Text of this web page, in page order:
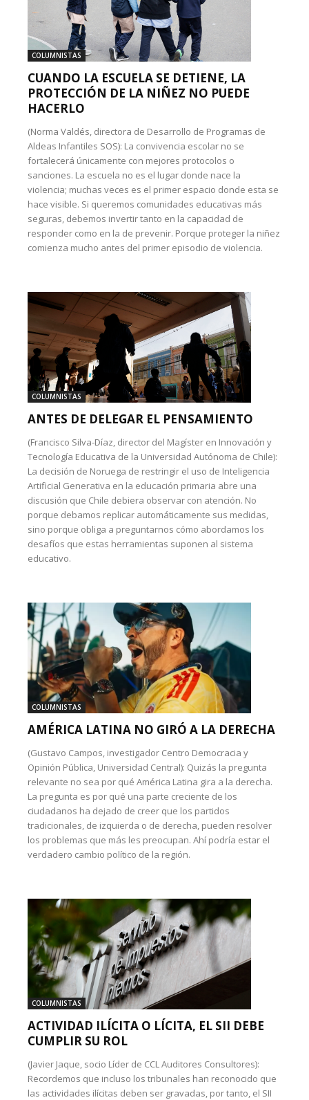
COLUMNISTAS
CUANDO LA ESCUELA SE DETIENE, LA
PROTECCIÓN DE LA NIÑEZ NO PUEDE
HACERLO
(Norma Valdés, directora de Desarrollo de Programas de
Aldeas Infantiles SOS): La convivencia escolar no se
fortalecerá únicamente con mejores protocolos o
sanciones. La escuela no es el lugar donde nace la
violencia; muchas veces es el primer espacio donde esta se
hace visible. Si queremos comunidades educativas más
seguras, debemos invertir tanto en la capacidad de
responder como en la de prevenir. Porque proteger la niñez
comienza mucho antes del primer episodio de violencia.
COLUMNISTAS
ANTES DE DELEGAR EL PENSAMIENTO
(Francisco Silva-Díaz, director del Magíster en Innovación y
Tecnología Educativa de la Universidad Autónoma de Chile):
La decisión de Noruega de restringir el uso de Inteligencia
Artificial Generativa en la educación primaria abre una
discusión que Chile debiera observar con atención. No
porque debamos replicar automáticamente sus medidas,
sino porque obliga a preguntarnos cómo abordamos los
desafíos que estas herramientas suponen al sistema
educativo.
COLUMNISTAS
AMÉRICA LATINA NO GIRÓ A LA DERECHA
(Gustavo Campos, investigador Centro Democracia y
Opinión Pública, Universidad Central): Quizás la pregunta
relevante no sea por qué América Latina gira a la derecha.
La pregunta es por qué una parte creciente de los
ciudadanos ha dejado de creer que los partidos
tradicionales, de izquierda o de derecha, pueden resolver
los problemas que más les preocupan. Ahí podría estar el
verdadero cambio político de la región.
COLUMNISTAS
ACTIVIDAD ILÍCITA O LÍCITA, EL SII DEBE
CUMPLIR SU ROL
(Javier Jaque, socio Líder de CCL Auditores Consultores):
Recordemos que incluso los tribunales han reconocido que
las actividades ilícitas deben ser gravadas, por tanto, el SII